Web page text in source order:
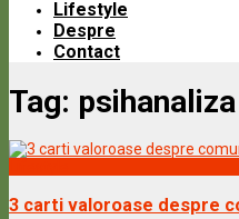
Lifestyle
Despre
Contact
Tag: psihanaliza
3 carti valoroase despre